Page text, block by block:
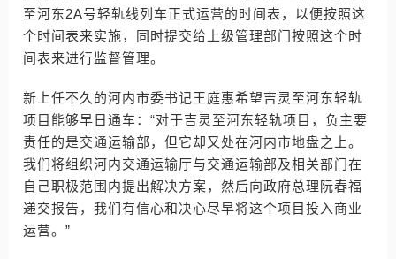
至河东2A号轻轨线列车正式运营的时间表，以便按照这
个时间表来实施，同时提交给上级管理部门按照这个时
间表来进行监督管理。
新上任不久的河内市委书记王庭惠希望吉灵至河东轻轨
项目能够早日通车：“对于吉灵至河东轻轨项目，负主要
责任的是交通运输部，但它却又处在河内市地盘之上。
我们将组织河内交通运输厅与交通运输部及相关部门在
自己职极范围内提出解决方案，然后向政府总理阮春福
递交报告，我们有信心和决心尽早将这个项目投入商业
运营。”